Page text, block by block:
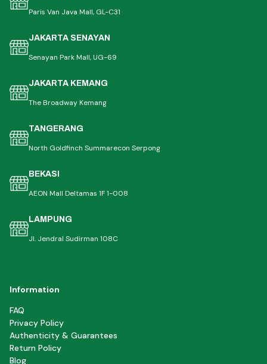
Paris Van Java Mall, GL-C31
JAKARTA SENAYAN
Senayan Park Mall, UG-69
JAKARTA KEMANG
The Broadway Kemang
TANGERANG
North Goldfinch Summarecon Serpong
BEKASI
AEON Mall Deltamas 1F 1-008
LAMPUNG
Jl. Jendral Sudirman 108C
Information
FAQ
Privacy Policy
Authenticity & Guarantees
Return Policy
Blog